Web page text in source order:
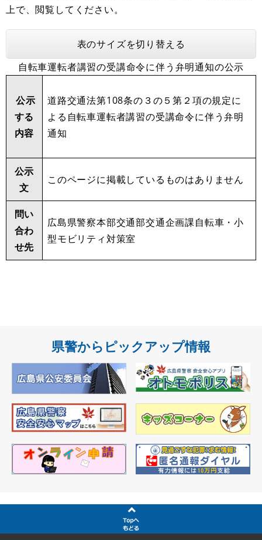
上で、閲覧してください。
表のサイズを切り替える
自転車運転者講習の受講命令に伴う弁明通知の公示
公示
する
内容
道路交通法第108条の３の５第２項の規定に
よる自転車運転者講習の受講命令に伴う弁明
通知
公示
文
このページに掲載しているものはありません
問い
合わ
せ先
広島県警察本部交通部交通企画課自転車・小
型モビリティ対策室
県警からピックアップ情報